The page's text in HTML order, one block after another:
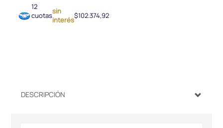
12
cuotassin
interés$102.374,92
DESCRIPCIÓN